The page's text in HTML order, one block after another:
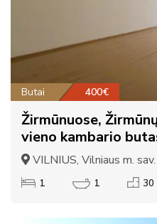
Butai 400€
Žirmūnuose,
vieno kambario
VILNIUS, Vilniaus m. sav.
1 1 30